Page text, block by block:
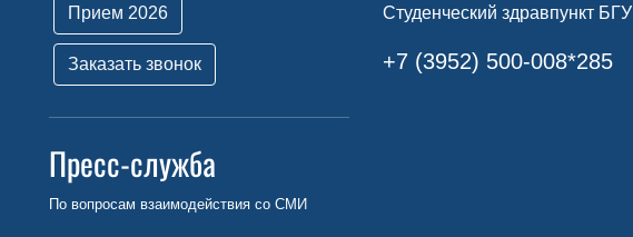
Прием 2026
Заказать звонок
Пресс-служба
По вопросам взаимодействия со СМИ
Студенческий здравпункт БГУ
+7 (3952) 500-008*285